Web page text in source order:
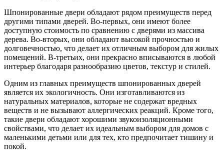
Шпонированные двери обладают рядом преимуществ перед
другими типами дверей. Во-первых, они имеют более
доступную стоимость по сравнению с дверями из массива
дерева. Во-вторых, они обладают высокой прочностью и
долговечностью, что делает их отличным выбором для жилых
помещений. В-третьих, они прекрасно вписываются в любой
интерьер благодаря разнообразию цветов, текстур и стилей.
Одним из главных преимуществ шпонированных дверей
является их экологичность. Они изготавливаются из
натуральных материалов, которые не содержат вредных
веществ и не вызывают аллергических реакций. Кроме того,
такие двери обладают хорошими звукоизоляционными
свойствами, что делает их идеальным выбором для домов с
маленькими детьми или для тех, кто предпочитает тишину и
покой.